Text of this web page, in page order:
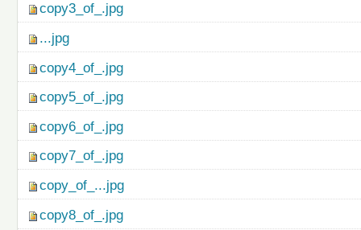
copy3_of_.jpg
...jpg
copy4_of_.jpg
copy5_of_.jpg
copy6_of_.jpg
copy7_of_.jpg
copy_of_...jpg
copy8_of_.jpg